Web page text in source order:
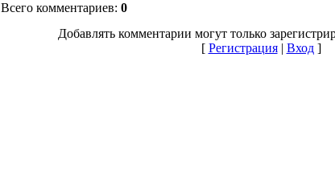
Всего комментариев: 0
Добавлять комментарии могут только
[ Регистрация| Вход]